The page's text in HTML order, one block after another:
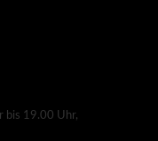
bis 19.00 Uhr,